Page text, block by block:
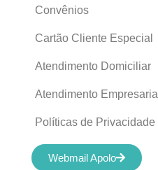
Convênios
Cartão Cliente Especial
Atendimento Domiciliar
Atendimento Empresarial
Políticas de Privacidade
Webmail Apolo